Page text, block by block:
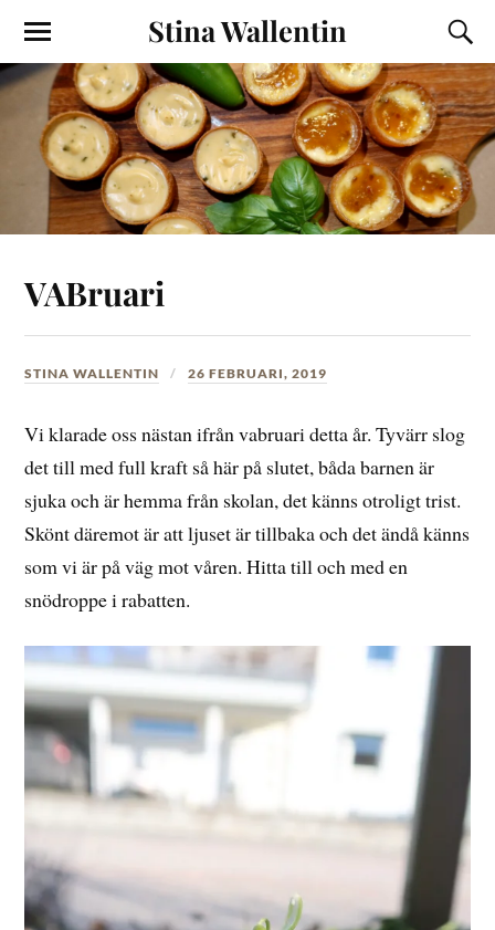
Stina Wallentin
VABruari
STINA WALLENTIN 26 FEBRUARI, 2019
Vi klarade oss nästan ifrån vabruari detta år. Tyvärr slog
det till med full kraft så här på slutet, båda barnen är
sjuka och är hemma från skolan, det känns otroligt trist.
Skönt däremot är att ljuset är tillbaka och det ändå känns
som vi är på väg mot våren. Hitta till och med en
snödroppe i rabatten.